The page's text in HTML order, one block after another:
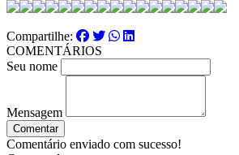
Compartilhe:
COMENTÁRIOS
Seu nome
Mensagem
Comentar
Comentário enviado com sucesso!